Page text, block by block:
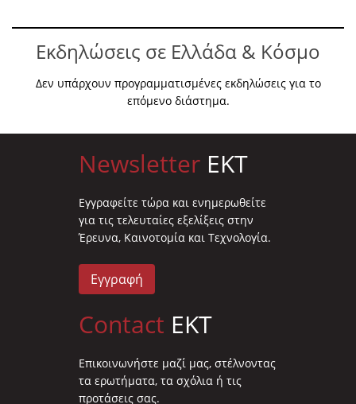
Εκδηλώσεις σε Ελλάδα & Κόσμο
Δεν υπάρχουν προγραμματισμένες εκδηλώσεις για το
επόμενο διάστημα.
Newsletter EKT
Eγγραφείτε τώρα και ενημερωθείτε
για τις τελευταίες εξελίξεις στην
Έρευνα, Καινοτομία και Τεχνολογία.
Εγγραφή
Contact EKT
Επικοινωνήστε μαζί μας, στέλνοντας
τα ερωτήματα, τα σχόλια ή τις
προτάσεις σας.